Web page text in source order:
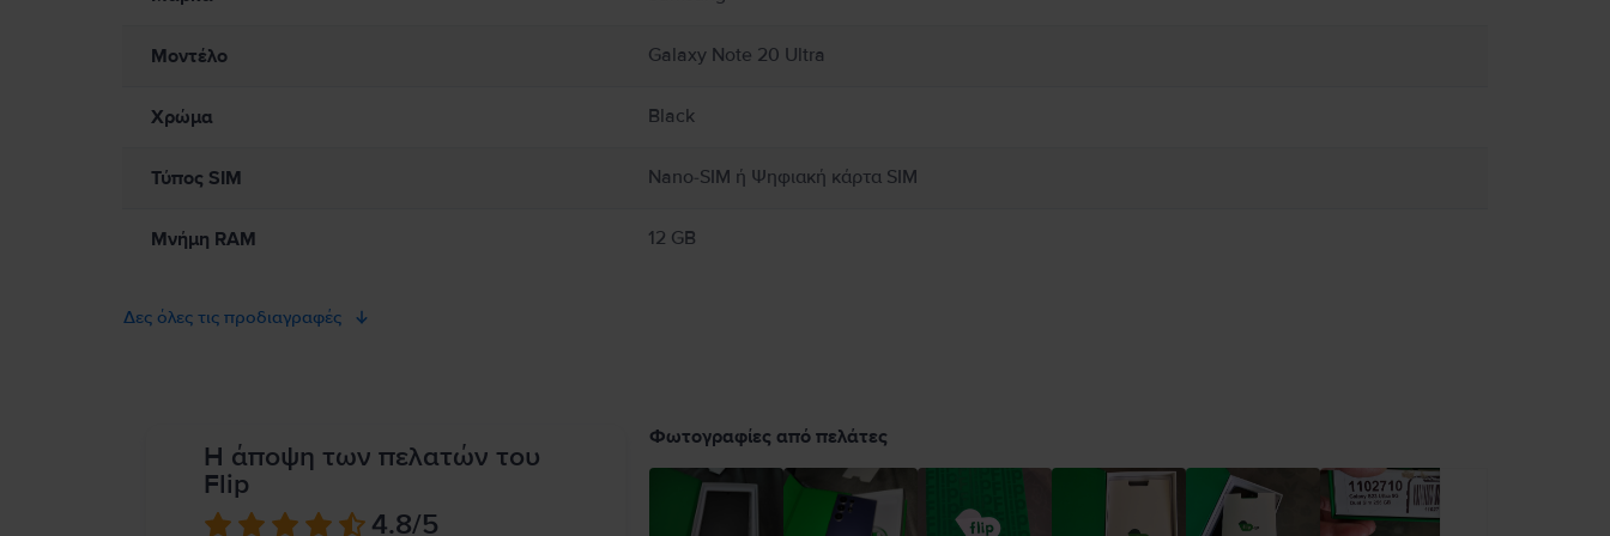
Μοντέλο Galaxy Note 20 Ultra
Χρώμα Black
Τύπος SIM Nano-SIM ή Ψηφιακή κάρτα SIM
Μνήμη RAM 12 GB
Δες όλες τις προδιαγραφές
Η άποψη των πελατών του
Flip
4.8/5
Φωτογραφίες από πελάτες